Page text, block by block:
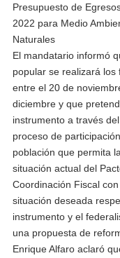
Presupuesto de
2022 para Medio
Naturales
El mandatario informó
popular se realizará los
entre el 20 de
diciembre y que
instrumento a través
proceso de
población que permita
situación actual del
Coordinación Fiscal
situación deseada
instrumento y el
una propuesta de
Enrique Alfaro aclaró